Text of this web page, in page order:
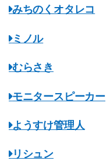
みちのくオタレコ
ミノル
むらさき
モニタースピーカー
ようすけ管理人
リシュン